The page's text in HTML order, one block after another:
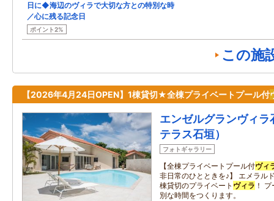
日に◆海辺のヴィラで大切な方との特別な時
／心に残る記念日
ポイント2%
この施
【2026年4月24日OPEN】1棟貸切★全棟プライベートプール付
エンゼルグランヴィ
テラス石垣）
フォトギャラリー
【全棟プライベートプール付ヴィ
非日常のひとときを♪】 エメラル
棟貸切のプライベート ヴィラ ！
別な時間をつくります。